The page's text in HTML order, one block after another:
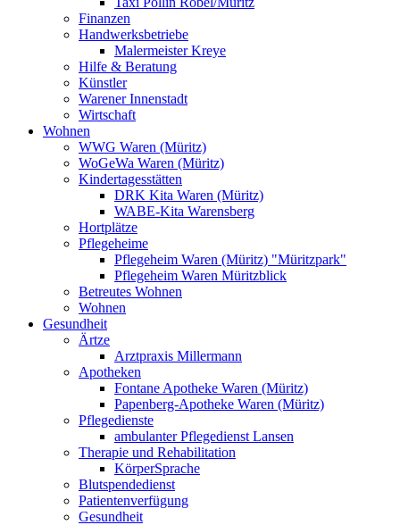
Finanzen
Handwerksbetriebe
Malermeister Kreye
Hilfe & Beratung
Künstler
Warener Innenstadt
Wirtschaft
Wohnen
WWG Waren (Müritz)
WoGeWa Waren (Müritz)
Kindertagesstätten
DRK Kita Waren (Müritz)
WABE-Kita Warensberg
Hortplätze
Pflegeheime
Pflegeheim Waren (Müritz) "Müritzpark"
Pflegeheim Waren Müritzblick
Betreutes Wohnen
Wohnen
Gesundheit
Ärtze
Arztpraxis Millermann
Apotheken
Fontane Apotheke Waren (Müritz)
Papenberg-Apotheke Waren (Müritz)
Pflegedienste
ambulanter Pflegedienst Lansen
Therapie und Rehabilitation
KörperSprache
Blutspendedienst
Patientenverfügung
Gesundheit